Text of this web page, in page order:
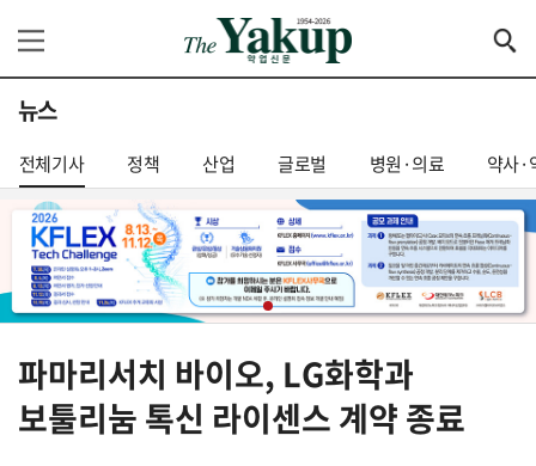
뉴스
전체기사 정책 산업 글로벌 병원·의료 약사·
파마리서치 바이오, LG화학과
보툴리눔 톡신 라이센스 계약 종료